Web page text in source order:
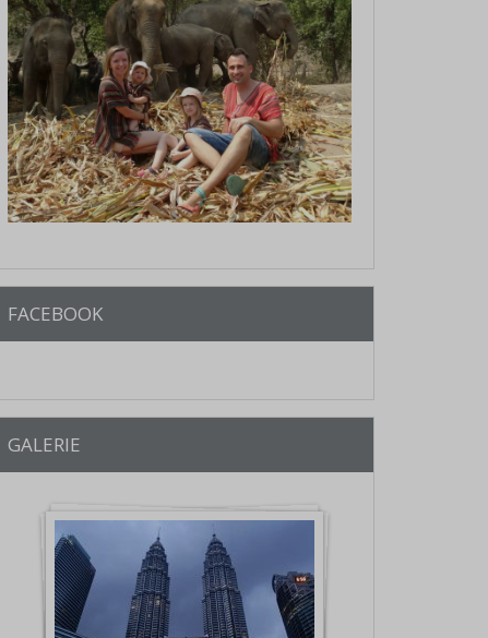
FACEBOOK
GALERIE